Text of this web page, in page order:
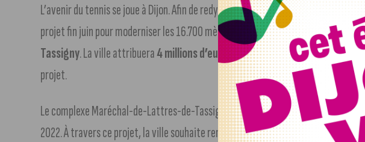
L’avenir du tennis se joue à Dijon. Afin de redynamiser la pratique de la discipline,
projet fin juin pour moderniser les 16.700 mètres carrés ducomplexe sportif
Tassigny. La ville attribuera4 millions d’eurosde subvention à l’association
projet.
Le complexe Maréchal-de-Lattres-de-Tassigny possède13 terrains
de tennis
2022. À travers ce projet, la ville souhaite remplir divers objectifs : rationaliser